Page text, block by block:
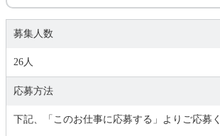
募集人数
26人
応募方法
下記、「このお仕事に応募する」よりご応募